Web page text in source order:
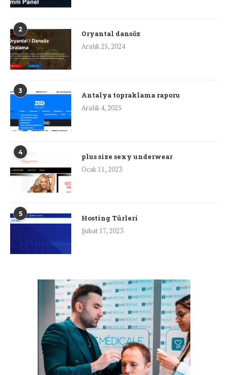
2
Oryantal dansöz
Aralık 25, 2024
3
Antalya topraklama raporu
Aralık 4, 2025
4
plus size sexy underwear
Ocak 11, 2023
5
Hosting Türleri
Şubat 17, 2023